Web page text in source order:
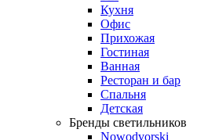
Кухня
Офис
Прихожая
Гостиная
Ванная
Ресторан и бар
Спальня
Детская
Бренды светильников
Nowodvorski